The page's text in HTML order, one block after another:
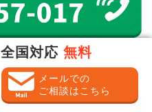
全国対応 無料
メールでの
ご相談はこちら